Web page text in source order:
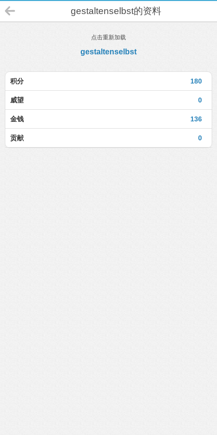
gestaltenselbst的资料
点击重新加载
gestaltenselbst
180
积分
0
威望
136
金钱
0
贡献